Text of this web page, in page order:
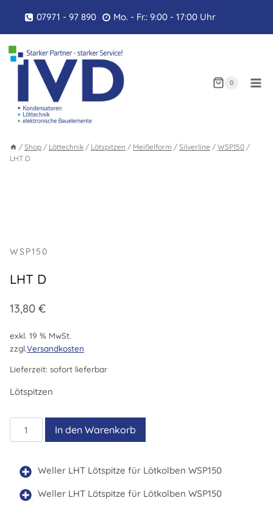
springen
07971 - 97 890 Mo. - Fr.: 9:00 - 17:00 Uhr
0
/ Shop / Löttechnik / Lötspitzen / Meißelform / Silverline / WSP150 /
LHT D
WSP150
LHT D
13,80 €
exkl. 19 % MwSt.
zzgl.Versandkosten
Lieferzeit: sofort lieferbar
Lötspitzen
D
In den Warenkorb
Weller LHT Lötspitze für Lötkolben WSP150
Weller LHT Lötspitze für Lötkolben WSP150